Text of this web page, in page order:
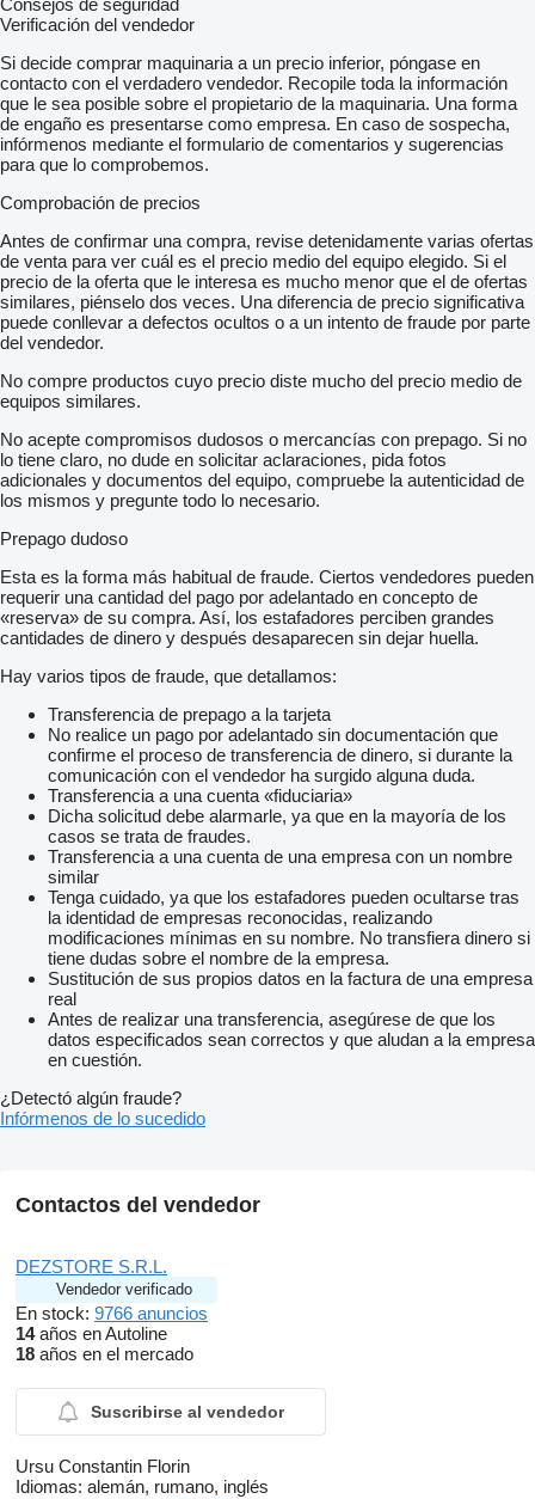
Consejos de seguridad
Verificación del vendedor
Si decide comprar maquinaria a un precio inferior, póngase en
contacto con el verdadero vendedor. Recopile toda la información
que le sea posible sobre el propietario de la maquinaria. Una forma
de engaño es presentarse como empresa. En caso de sospecha,
infórmenos mediante el formulario de comentarios y sugerencias
para que lo comprobemos.
Comprobación de precios
Antes de confirmar una compra, revise detenidamente varias ofertas
de venta para ver cuál es el precio medio del equipo elegido. Si el
precio de la oferta que le interesa es mucho menor que el de ofertas
similares, piénselo dos veces. Una diferencia de precio significativa
puede conllevar a defectos ocultos o a un intento de fraude por parte
del vendedor.
No compre productos cuyo precio diste mucho del precio medio de
equipos similares.
No acepte compromisos dudosos o mercancías con prepago. Si no
lo tiene claro, no dude en solicitar aclaraciones, pida fotos
adicionales y documentos del equipo, compruebe la autenticidad de
los mismos y pregunte todo lo necesario.
Prepago dudoso
Esta es la forma más habitual de fraude. Ciertos vendedores pueden
requerir una cantidad del pago por adelantado en concepto de
«reserva» de su compra. Así, los estafadores perciben grandes
cantidades de dinero y después desaparecen sin dejar huella.
Hay varios tipos de fraude, que detallamos:
Transferencia de prepago a la tarjeta
No realice un pago por adelantado sin documentación que
confirme el proceso de transferencia de dinero, si durante la
comunicación con el vendedor ha surgido alguna duda.
Transferencia a una cuenta «fiduciaria»
Dicha solicitud debe alarmarle, ya que en la mayoría de los
casos se trata de fraudes.
Transferencia a una cuenta de una empresa con un nombre
similar
Tenga cuidado, ya que los estafadores pueden ocultarse tras
la identidad de empresas reconocidas, realizando
modificaciones mínimas en su nombre. No transfiera dinero si
tiene dudas sobre el nombre de la empresa.
Sustitución de sus propios datos en la factura de una empresa
real
Antes de realizar una transferencia, asegúrese de que los
datos especificados sean correctos y que aludan a la empresa
en cuestión.
¿Detectó algún fraude?
Infórmenos de lo sucedido
Contactos del vendedor
DEZSTORE S.R.L.
Vendedor verificado
En stock: 9766 anuncios
14años en Autoline
18 años en el mercado
Suscribirse al vendedor
Ursu Constantin Florin
Idiomas: alemán, rumano, inglés